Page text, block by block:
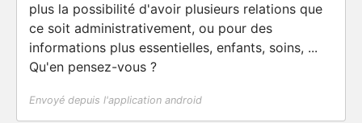
plus la possibilité d'avoir plusieurs relations que
ce soit administrativement, ou pour des
informations plus essentielles, enfants, soins, ...
Qu'en pensez-vous ?
Envoyé depuis l'application android